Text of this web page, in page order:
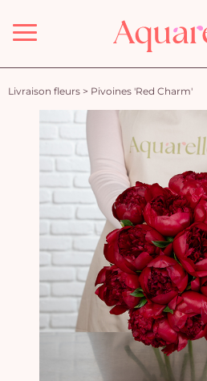
Menu
Livraison fleurs > Pivoines 'Red Charm'